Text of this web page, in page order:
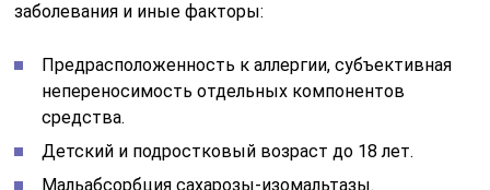
заболевания и иные факторы:
Предрасположенность к аллергии, субъективная
непереносимость отдельных компонентов
средства.
Детский и подростковый возраст до 18 лет.
Мальабсорбция сахарозы-изомальтазы.